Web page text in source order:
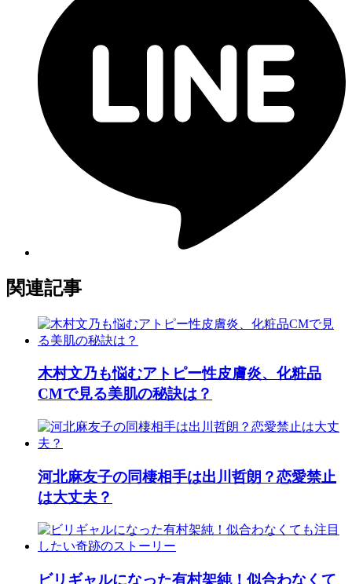
関連記事
木村文乃も悩むアトピー性皮膚炎、化粧品
CMで見る美肌の秘訣は？
河北麻友子の同棲相手は出川哲朗？恋愛禁止
は大丈夫？
ビリギャルになった有村架純！似合わなくて